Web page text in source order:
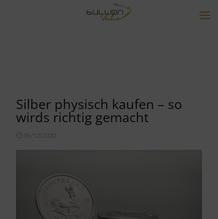
Silber physisch kaufen – so
wirds richtig gemacht
06/12/2020